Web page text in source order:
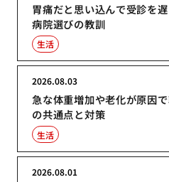
胃痛だと思い込んで受診を
病院選びの教訓
生活
急な体重増加や老化が原因
の共通点と対策
2026.08.03
生活
2026.08.01